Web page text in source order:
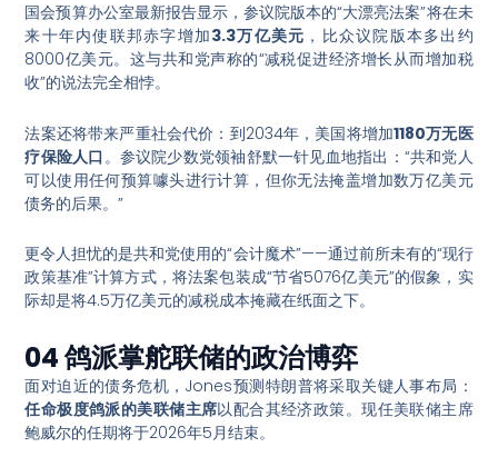
国会预算办公室最新报告显示，参议院版本的“大漂亮法案”将在未
来十年内使联邦赤字增加3.3万亿美元 ，比众议院版本多出约
8000亿美元。这与共和党声称的“减税促进经济增长从而增加税
收”的说法完全相悖。
法案还将带来严重社会代价：到2034年，美国将增加1180万无医
疗保险人口。参议院少数党领袖舒默一针见血地指出：“共和党人
可以使用任何预算噱头进行计算，但你无法掩盖增加数万亿美元
债务的后果。”
更令人担忧的是共和党使用的“会计魔术”——通过前所未有的“现行
政策基准”计算方式，将法案包装成“节省5076亿美元”的假象，实
际却是将4.5万亿美元的减税成本掩藏在纸面之下。
04 鸽派掌舵联储的政治博弈
面对迫近的债务危机，Jones预测特朗普将采取关键人事布局：
任命极度鸽派的美联储主席以配合其经济政策。现任美联储主席
鲍威尔的任期将于2026年5月结束。